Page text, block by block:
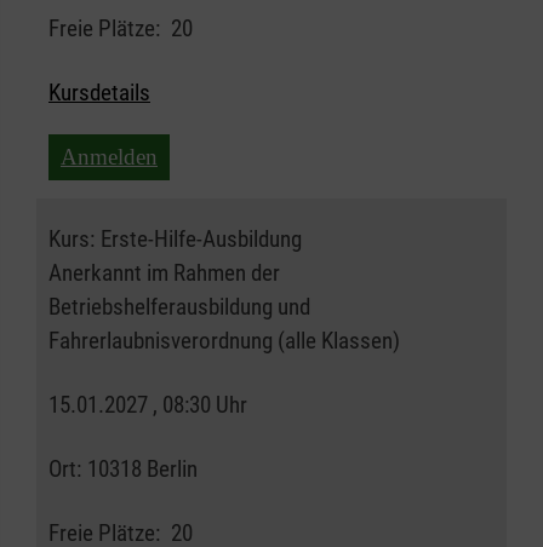
Freie Plätze: 20
Kursdetails
Anmelden
Kurs: Erste-Hilfe-Ausbildung
Anerkannt im Rahmen der
Betriebshelferausbildung und
Fahrerlaubnisverordnung (alle Klassen)
15.01.2027 , 08:30 Uhr
Ort: 10318 Berlin
Freie Plätze: 20